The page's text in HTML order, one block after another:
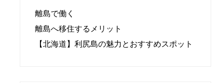
離島で働く
離島へ移住するメリット
【北海道】利尻島の魅力とおすすめスポット